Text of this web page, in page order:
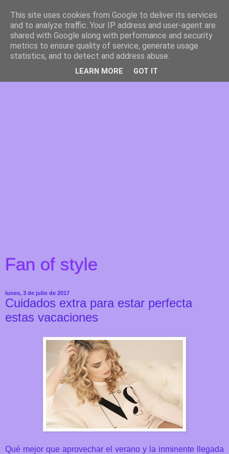
Fan of style
lunes, 3 de julio de 2017
Cuidados extra para estar perfecta
estas vacaciones
Qué mejor que aprovechar el verano y la inminente llegada
This site uses cookies from Google to deliver its services
and to analyze traffic. Your IP address and user-agent are
shared with Google along with performance and security
metrics to ensure quality of service, generate usage
statistics, and to detect and address abuse.
LEARN MORE GOT IT